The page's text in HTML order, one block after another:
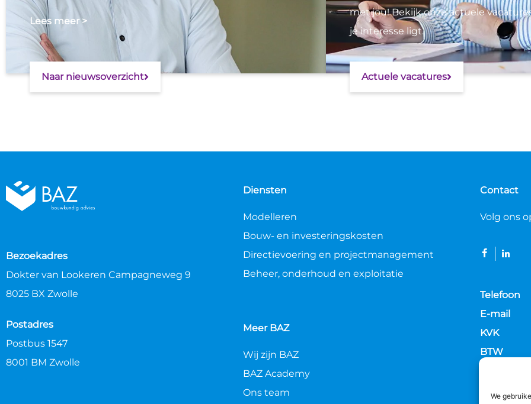
We
Lees meer >
met jou! Bekijk onze actuele
je interesse ligt.
Naar nieuwsoverzicht Actuele vacatures
Bezoekadres
Dokter van Lookeren Campagneweg 9
8025 BX Zwolle
Postadres
Postbus 1547
8001 BM Zwolle
Diensten
Modelleren
Bouw- en investeringskosten
Directievoering en projectmanagement
Beheer, onderhoud en exploitatie
Meer BAZ
Wij zijn BAZ
BAZ Academy
Ons team
Contact
Volg ons
Telefoon
E-mail
KVK
BTW